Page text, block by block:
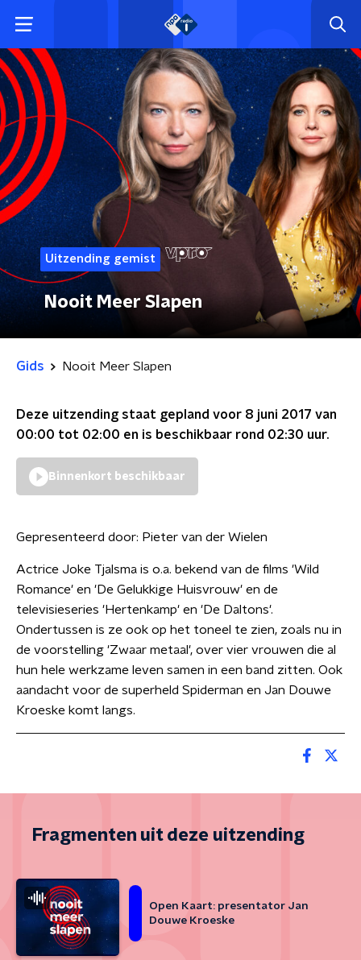
Uitzending gemist
Nooit Meer Slapen
Gids Nooit Meer Slapen
Deze uitzending staat gepland voor 8 juni 2017 van
00:00 tot 02:00 en is beschikbaar rond 02:30 uur.
Binnenkort beschikbaar
Gepresenteerd door: Pieter van der Wielen
Actrice Joke Tjalsma is o.a. bekend van de films 'Wild
Romance' en 'De Gelukkige Huisvrouw' en de
televisieseries 'Hertenkamp' en 'De Daltons'.
Ondertussen is ze ook op het toneel te zien, zoals nu in
de voorstelling 'Zwaar metaal', over vier vrouwen die al
hun hele werkzame leven samen in een band zitten. Ook
aandacht voor de superheld Spiderman en Jan Douwe
Kroeske komt langs.
Fragmenten uit deze uitzending
Open Kaart: presentator Jan
Douwe Kroeske